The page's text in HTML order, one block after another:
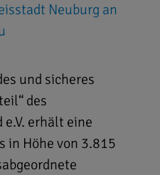
Neuburg an
und sicheres
des
erhält eine
in Höhe von 3.815